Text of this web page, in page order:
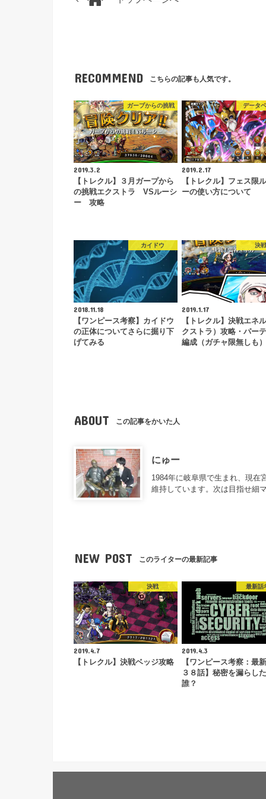
RECOMMEND こちらの記事も人気です。
ガープからの挑戦
2019.3.2
【トレクル】３月ガープから
の挑戦エクストラ VSルーシ
ー 攻略
データ
2019.2.17
【トレクル】フェス限
ーの使い方について
カイドウ
2018.11.18
【ワンピース考察】カイドウ
の正体についてさらに掘り下
げてみる
決戦
2019.1.17
【トレクル】決戦エネ
クストラ）攻略・パー
編成（ガチャ限無しも）
ABOUT この記事をかいた人
にゅー
1984年に岐阜県で生まれ、現在
維持しています。次は目指せ細
NEW POST このライターの最新記事
決戦
2019.4.7
【トレクル】決戦ベッジ攻略
最新話
2019.4.3
【ワンピース考察：最
３８話】秘密を漏らし
誰？